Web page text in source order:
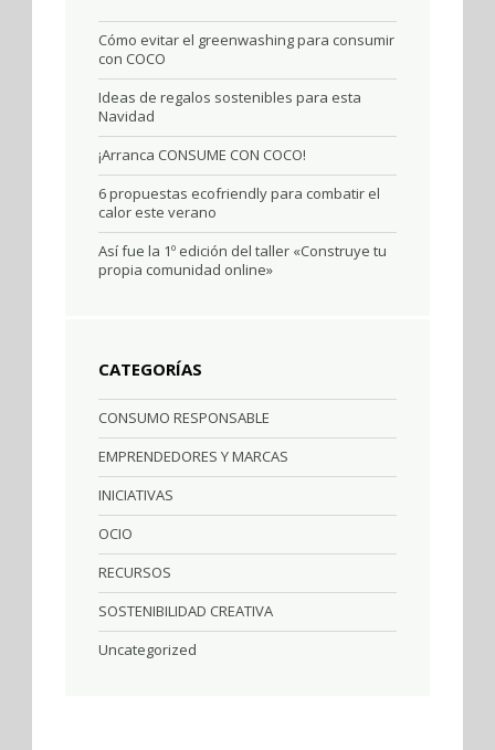
Cómo evitar el greenwashing para consumir
con COCO
Ideas de regalos sostenibles para esta
Navidad
¡Arranca CONSUME CON COCO!
6 propuestas ecofriendly para combatir el
calor este verano
Así fue la 1º edición del taller «Construye tu
propia comunidad online»
CATEGORÍAS
CONSUMO RESPONSABLE
EMPRENDEDORES Y MARCAS
INICIATIVAS
OCIO
RECURSOS
SOSTENIBILIDAD CREATIVA
Uncategorized